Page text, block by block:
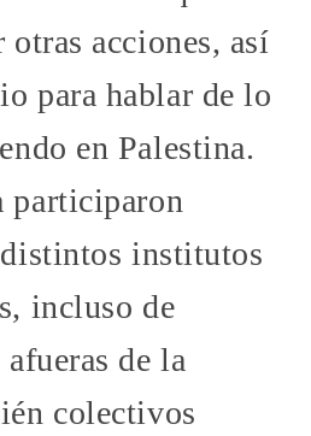
acciones, así
para hablar de lo
en Palestina.
participaron
institutos
incluso de
de la
colectivos